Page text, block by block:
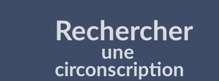
Rechercher
une
circonscription